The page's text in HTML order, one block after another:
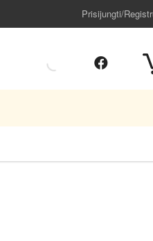
Prisijungti/